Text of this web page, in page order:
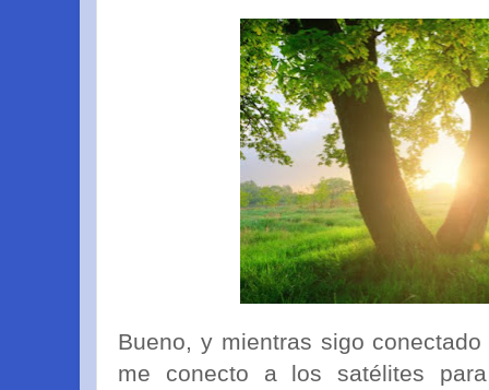
Bueno, y mientras sigo
me conecto a los satélites